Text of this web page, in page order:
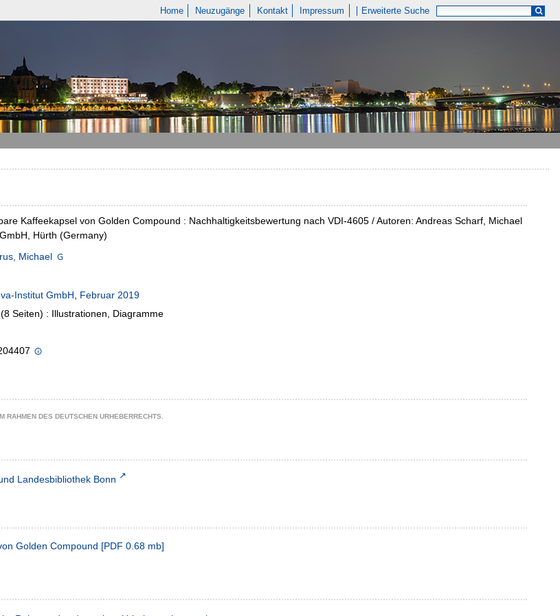
Home Neuzugänge Kontakt Impressum Erweiterte Suche
Kaffeekapsel von Golden Compound : Nachhaltigkeitsbewertung nach VDI-4605 / Autoren: Andreas Scharf, Michael
Hürth (Germany)
Michael
Institut GmbH, Februar 2019
Seiten) : Illustrationen, Diagramme
RAHMEN DES DEUTSCHEN URHEBERRECHTS.
Landesbibliothek Bonn
Golden Compound [PDF 0.68 mb]